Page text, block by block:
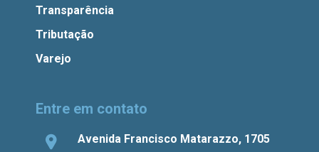
Transparência
Tributação
Varejo
Entre em contato
Avenida Francisco Matarazzo, 1705